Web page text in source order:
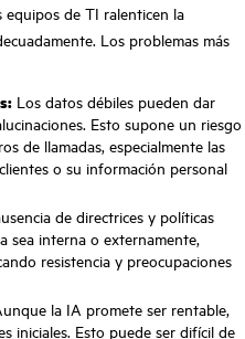
equipos de TI ralenticen la
Los problemas más
Los datos débiles pueden dar
Esto supone un riesgo
de llamadas, especialmente las
o su información personal
de directrices y políticas
sea interna o externamente,
resistencia y preocupaciones
la IA promete ser rentable,
iniciales. Esto puede ser difícil de